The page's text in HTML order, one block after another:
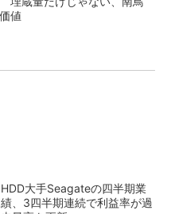
値
HDD大手Seagateの四半期業
績、3四半期連続で利益率が過